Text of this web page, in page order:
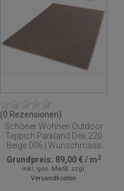
(0 Rezensionen)
Schöner Wohnen Outdoor
Teppich Parkland Des.220
Beige 006 | Wunschmass
Grundpreis: 89,00 €/ m2
inkl. ges. MwSt. zzgl.
Versandkosten